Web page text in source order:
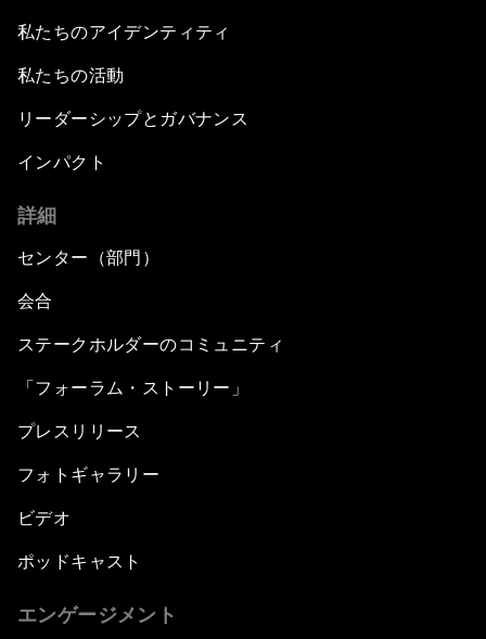
私たちのアイデンティティ
私たちの活動
リーダーシップとガバナンス
インパクト
詳細
センター（部門）
会合
ステークホルダーのコミュニティ
「フォーラム・ストーリー」
プレスリリース
フォトギャラリー
ビデオ
ポッドキャスト
エンゲージメント